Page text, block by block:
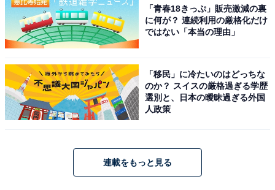
「青春18きっぷ」販売激減の裏
に何が？ 連続利用の厳格化だけ
ではない「本当の理由」
「移民」に冷たいのはどっちな
のか？ スイスの厳格過ぎる学歴
選別と、日本の曖昧過ぎる外国
人政策
連載をもっと見る